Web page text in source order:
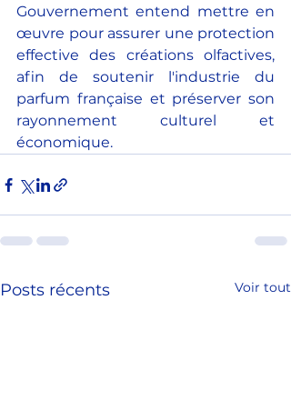
Gouvernement entend mettre en
œuvre pour assurer une protection
effective des créations olfactives,
afin de soutenir l'industrie du
parfum française et préserver son
rayonnement culturel et
économique.
Posts récents Voir tout